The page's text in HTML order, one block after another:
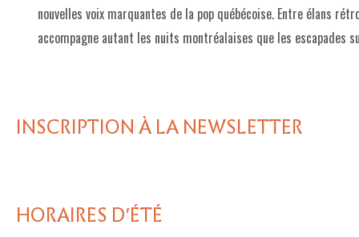
LA LIBRAIRIE
UNE LIBRAIRIE INDÉPENDANTE
nouvelles voix marquantes de la pop québécoise. Entre élans
accompagne autant les nuits montréalaises que les escapades
INSCRIPTION À LA NEWSLETTER
HORAIRES D'ÉTÉ